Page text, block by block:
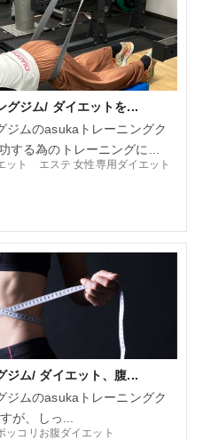
ジム/ ダイエットを...
ジムのasukaトレーニングク
する為のトレーニングに...
ット エステ 女性専用ダイエット
ジム/ ダイエット、腹...
ジムのasukaトレーニングク
が、しっ...
ッコリお腹ダイエット